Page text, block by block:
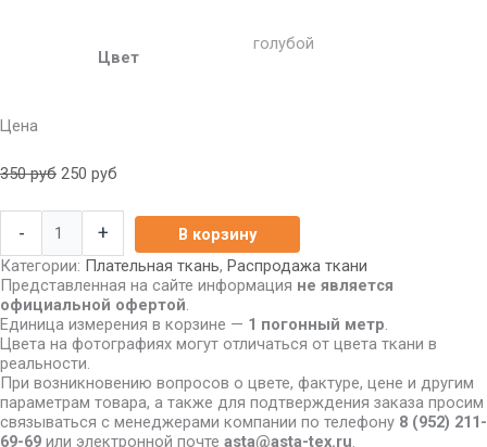
Цвет
голубой
Цена
350руб 250 руб
- +
В корзину
Категории: Плательная ткань, Распродажа ткани
Представленная на сайте информация не является
официальной офертой.
Единица измерения в корзине — 1 погонный метр.
Цвета на фотографиях могут отличаться от цвета ткани в
реальности.
При возникновению вопросов о цвете, фактуре, цене и другим
параметрам товара, а также для подтверждения заказа просим
связываться с менеджерами компании по телефону 8 (952) 211-
69-69 или электронной почте asta@asta-tex.ru.